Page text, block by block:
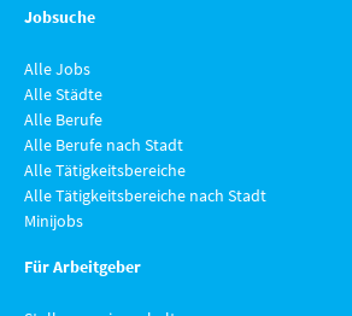
Jobsuche
Alle Jobs
Alle Städte
Alle Berufe
Alle Berufe nach Stadt
Alle Tätigkeitsbereiche
Alle Tätigkeitsbereiche nach Stadt
Minijobs
Für Arbeitgeber